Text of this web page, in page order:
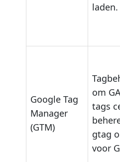
laden.
Google Tag
Manager
(GTM)
om
tags
gtag
voor